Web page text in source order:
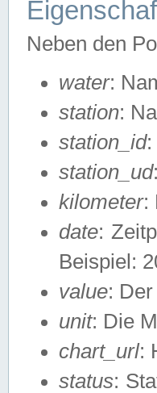
Neben den
water:
station:
station_id:
station_ud
kilometer:
date:
Beispiel:
value:
unit: Die
chart_url:
status: